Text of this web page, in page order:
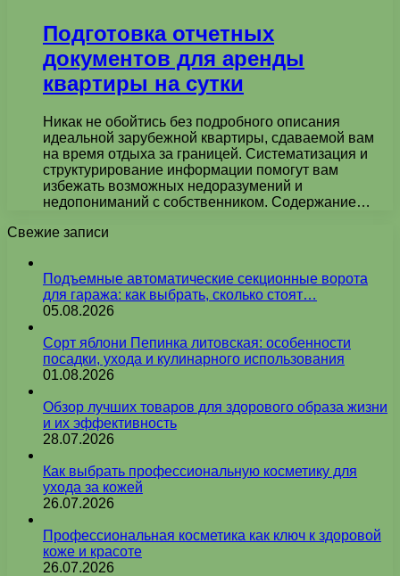
Подготовка отчетных
документов для аренды
квартиры на сутки
Никак не обойтись без подробного описания
идеальной зарубежной квартиры, сдаваемой вам
на время отдыха за границей. Систематизация и
структурирование информации помогут вам
избежать возможных недоразумений и
недопониманий с собственником. Содержание…
Свежие записи
Подъемные автоматические секционные ворота
для гаража: как выбрать, сколько стоят…
05.08.2026
Сорт яблони Пепинка литовская: особенности
посадки, ухода и кулинарного использования
01.08.2026
Обзор лучших товаров для здорового образа жизни
и их эффективность
28.07.2026
Как выбрать профессиональную косметику для
ухода за кожей
26.07.2026
Профессиональная косметика как ключ к здоровой
коже и красоте
26.07.2026